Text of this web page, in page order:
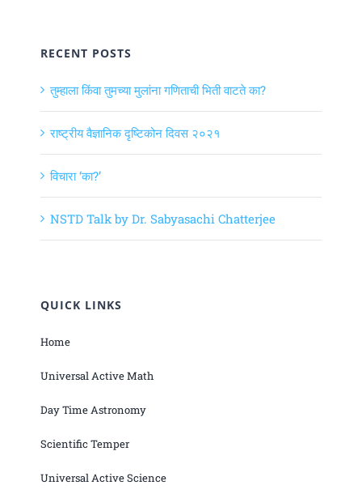
RECENT POSTS
तुम्हाला किंवा तुमच्या मुलांना गणिताची भिती वाटते का?
राष्ट्रीय वैज्ञानिक दृष्टिकोन दिवस २०२१
विचारा ‘का?’
NSTD Talk by Dr. Sabyasachi Chatterjee
QUICK LINKS
Home
Universal Active Math
Day Time Astronomy
Scientific Temper
Universal Active Science